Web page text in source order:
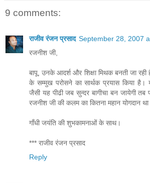
9 comments:
राजीव रंजन प्रसाद September 28, 2007
रजनीश जी,
बापू, उनके आदर्श और शिक्षा मिथक बनती जा
के सम्मुख परोसने का सार्थक प्रयास किया है।
जैसी यह पीढी जब सुन्दर बागीचा बन जायेगी तब
रजनीश जी की कलम का कितना महान योगदान
गाँधी जयंति की शुभकामनाओं के साथ।
*** राजीव रंजन प्रसाद
Reply